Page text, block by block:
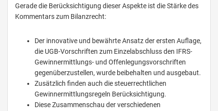
Gerade die Berücksichtigung dieser Aspekte ist die Stärke des
Kommentars zum Bilanzrecht:
Der innovative und bewährte Ansatz der ersten Auflage,
die UGB-Vorschriften zum Einzelabschluss den IFRS-
Gewinnermittlungs- und Offenlegungsvorschriften
gegenüberzustellen, wurde beibehalten und ausgebaut.
Zusätzlich finden auch die steuerrechtlichen
Gewinnermittlungsregeln Berücksichtigung.
Diese Zusammenschau der verschiedenen